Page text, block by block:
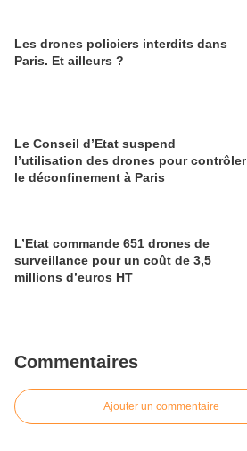
Les drones policiers interdits dans
Paris. Et ailleurs ?
Le Conseil d’Etat suspend
l’utilisation des drones pour contrôler
le déconfinement à Paris
L’Etat commande 651 drones de
surveillance pour un coût de 3,5
millions d’euros HT
Commentaires
Ajouter un commentaire